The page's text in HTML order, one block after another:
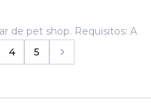
de pet shop. Requisitos: A
com ou sem
4 5